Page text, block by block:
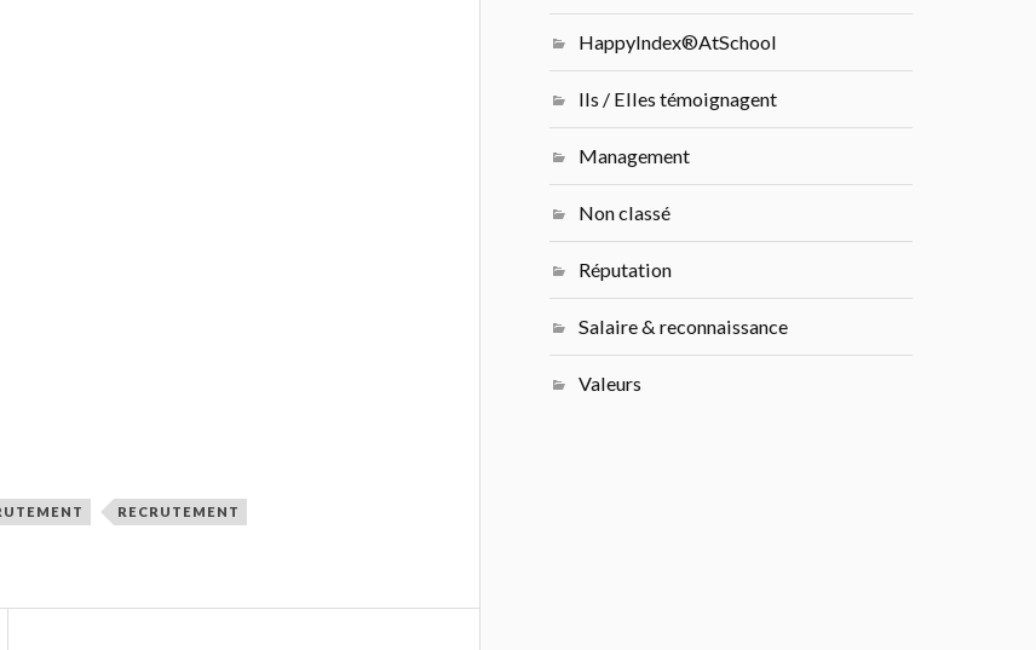
RECRUTEMENT
HappyIndex®AtSchool
Ils / Elles témoignagent
Management
Non classé
Réputation
Salaire & reconnaissance
Valeurs